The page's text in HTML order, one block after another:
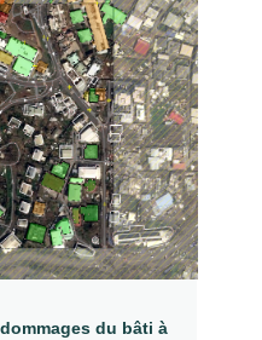
du bâti à